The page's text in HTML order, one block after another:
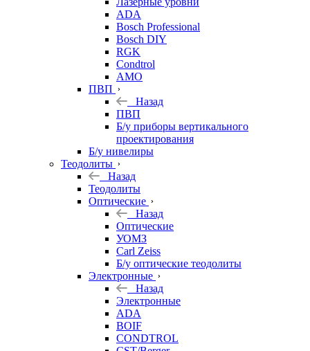
ADA
Bosch Professional
Bosch DIY
RGK
Condtrol
AMO
ПВП
Назад
ПВП
Б/у приборы вертикального
проектирования
Б/у нивелиры
Теодолиты
Назад
Теодолиты
Оптические
Назад
Оптические
УОМЗ
Carl Zeiss
Б/у оптические теодолиты
Электронные
Назад
Электронные
ADA
BOIF
CONDTROL